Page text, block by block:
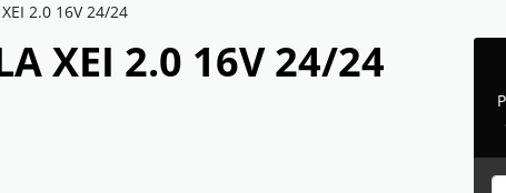
2.0 16V 24/24
XEI 2.0 16V 24/24